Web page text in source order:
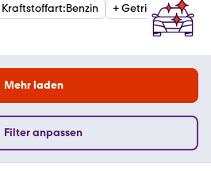
Kraftstoffart:Benzin +Getriebe:
Mehr laden
Filter anpassen